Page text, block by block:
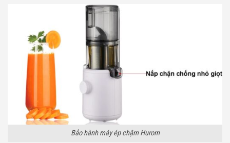
Bảo hành máy ép chậm Hurom